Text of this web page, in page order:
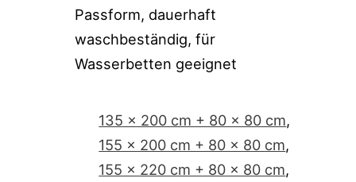
Passform, dauerhaft
waschbeständig, für
Wasserbetten geeignet
135 x 200 cm + 80 x 80 cm,
155 x 200 cm + 80 x 80 cm,
155 x 220 cm + 80 x 80 cm,